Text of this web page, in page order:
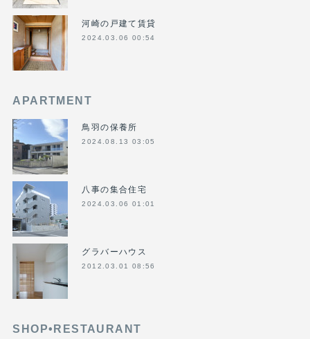
河崎の戸建て賃貸
2024.03.06 00:54
APARTMENT
鳥羽の保養所
2024.08.13 03:05
八事の集合住宅
2024.03.06 01:01
グラバーハウス
2012.03.01 08:56
SHOP•RESTAURANT